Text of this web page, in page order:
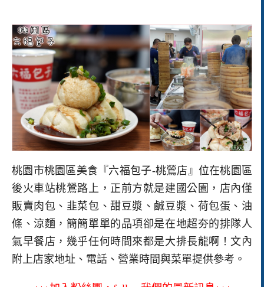
桃園市桃園區美食『六福包子-桃鶯店』位在桃園區
後火車站桃鶯路上，正前方就是建國公園，店內僅
販賣肉包、韭菜包、甜豆漿、鹹豆漿、荷包蛋、油
條、涼麵，簡簡單單的品項卻是在地超夯的排隊人
氣早餐店，幾乎任何時間來都是大排長龍啊！文內
附上店家地址、電話、營業時間與菜單提供參考。